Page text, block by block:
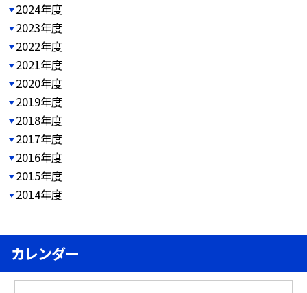
2024年度
2023年度
2022年度
2021年度
2020年度
2019年度
2018年度
2017年度
2016年度
2015年度
2014年度
カレンダー